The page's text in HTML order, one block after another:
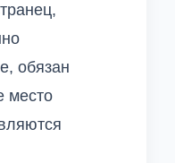
обязан
место